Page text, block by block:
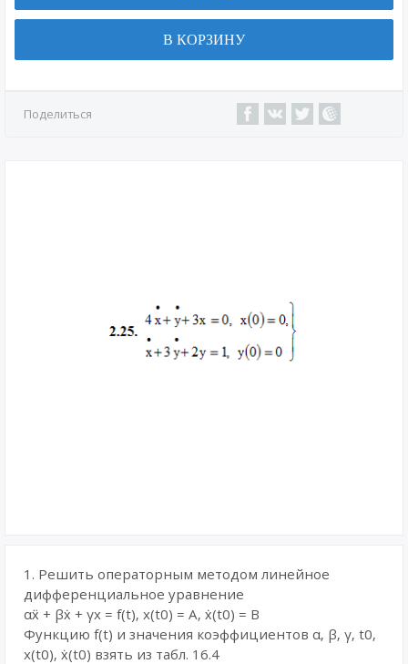
В КОРЗИНУ
Поделиться
1. Решить операторным методом линейное
дифференциальное уравнение
αẍ + βẋ + γx = f(t), x(t0) = A, ẋ(t0) = B
Функцию f(t) и значения коэффициентов α, β, γ, t0,
x(t0), ẋ(t0) взять из табл. 16.4